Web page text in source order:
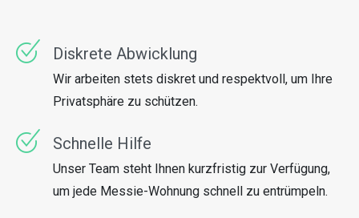
Diskrete Abwicklung
Wir arbeiten stets diskret und respektvoll, um Ihre
Privatsphäre zu schützen.
Schnelle Hilfe
Unser Team steht Ihnen kurzfristig zur Verfügung,
um jede Messie-Wohnung schnell zu entrümpeln.